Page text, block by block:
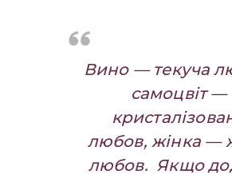
Вино — текуча
самоцвіт —
любов, жінка —
любов. Якщо